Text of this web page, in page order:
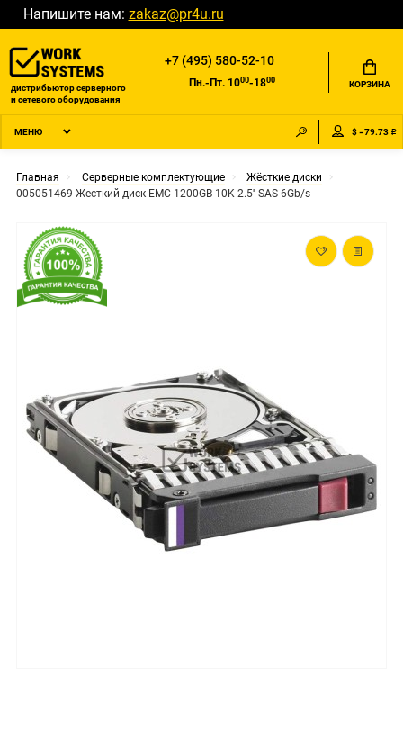
Напишите нам: zakaz@pr4u.ru
дистрибьютор серверного
и сетевого оборудования
+7 (495) 580-52-10
Пн.-Пт. 1000-1800 КОРЗИНА
МЕНЮ $ =79.73 ₽
Главная Серверные комплектующие
Жёсткие диски
005051469 Жесткий диск EMC 1200GB 10K 2.5'' SAS 6Gb/s